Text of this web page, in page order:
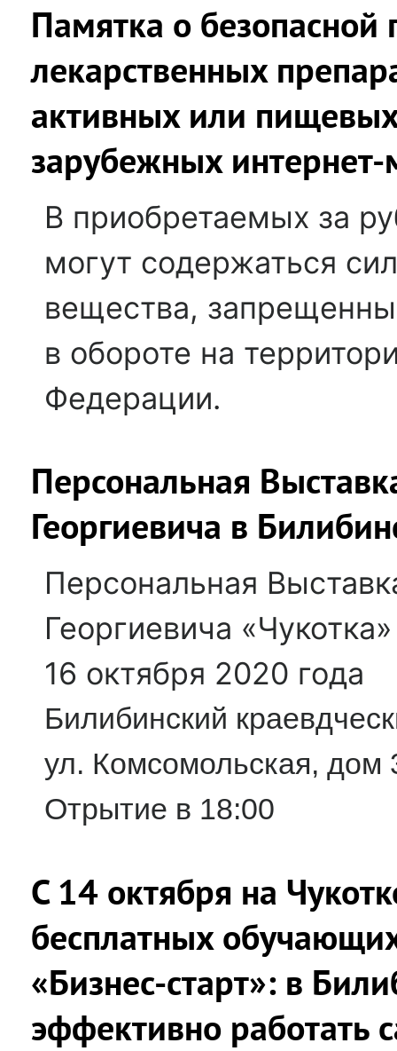
Памятка о безопасной
лекарственных
активных или
зарубежных интернет-
В приобретаемых за
могут содержаться
вещества,
в обороте на
Федерации.
Персональная
Георгиевича в
Персональная
Георгиевича
16 октября 2020 года
Билибинский
ул. Комсомольская, дом
Отрытие в 18:00
С 14 октября на
бесплатных
«Бизнес-старт»: в
эффективно работать